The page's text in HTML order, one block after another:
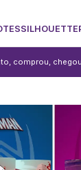
SILHOUETTE
comprou,